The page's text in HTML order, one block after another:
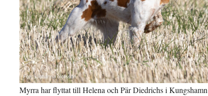
Myrra har flyttat till Helena och Pär Diedrichs i Kungshamn